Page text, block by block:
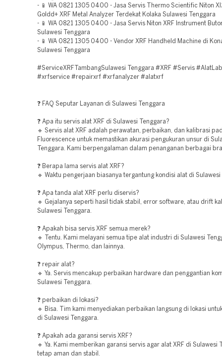
- 📱 WA 0821 1305 0400 - Jasa Servis Thermo Scientific Niton
Goldd+ XRF Metal Analyzer Terdekat Kolaka Sulawesi Tenggara
- 📱 WA 0821 1305 0400 - Jasa Servis Niton XRF Instrument
Sulawesi Tenggara
- 📱 WA 0821 1305 0400 - Vendor XRF Handheld Machine di
Sulawesi Tenggara
#ServiceXRFTambangSulawesi Tenggara #XRF #Servis
#xrfservice #repairxrf #xrfanalyzer #alatxrf
❓ FAQ Seputar Layanan di Sulawesi Tenggara
❓ Apa itu servis alat XRF di Sulawesi Tenggara?
🔹 Servis alat XRF adalah perawatan, perbaikan, dan kalibrasi
Fluorescence untuk memastikan akurasi pengukuran unsur di
Tenggara. Kami berpengalaman dalam penanganan berbagai
❓ Berapa lama servis alat XRF?
🔹 Waktu pengerjaan biasanya tergantung kondisi alat di Sulawesi
❓ Apa tanda alat XRF perlu diservis?
🔹 Gejalanya seperti hasil tidak stabil, error software, atau drift
Sulawesi Tenggara.
❓ Apakah bisa servis XRF semua merek?
🔹 Tentu. Kami melayani semua tipe alat industri di Sulawesi
Olympus, Thermo, dan lainnya.
❓ repair alat?
🔹 Ya. Servis mencakup perbaikan hardware dan penggantian
Sulawesi Tenggara.
❓ perbaikan di lokasi?
🔹 Bisa. Tim kami menyediakan perbaikan langsung di lokasi
di Sulawesi Tenggara.
❓ Apakah ada garansi servis XRF?
🔹 Ya. Kami memberikan garansi servis agar alat XRF di Sulawesi
tetap aman dan stabil.